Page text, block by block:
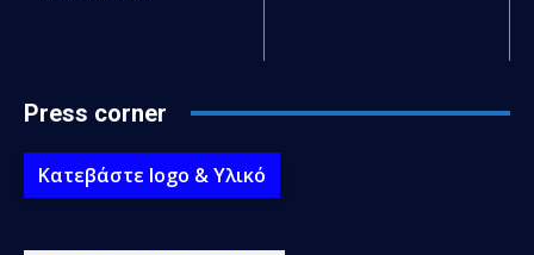
Press corner
Κατεβάστε logo & Υλικό